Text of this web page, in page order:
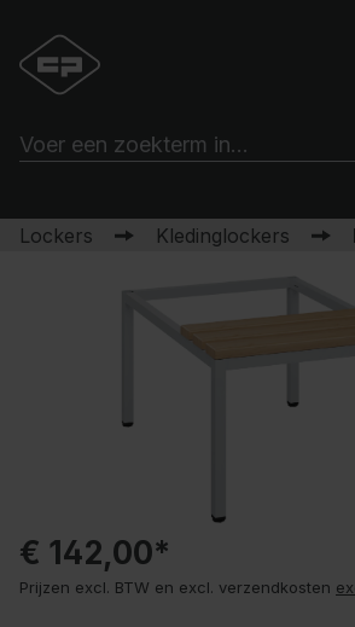
Lockers Kledinglockers
€ 142,00*
Prijzen excl. BTW en excl. verzendkosten